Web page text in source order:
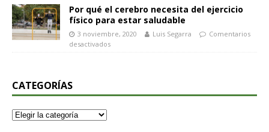
Por qué el cerebro necesita del ejercicio
físico para estar saludable
3 noviembre, 2020 Luis Segarra
Comentarios
desactivados
CATEGORÍAS